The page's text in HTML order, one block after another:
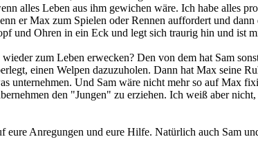
alles Leben aus ihm gewichen wäre. Ich habe alles
er Max zum Spielen oder Rennen auffordert und
und Ohren in ein Eck und legt sich traurig hin und ist
zum Leben erwecken? Den von dem hat Sam
einen Welpen dazuzuholen. Dann hat Max seine
unternehmen. Und Sam wäre nicht mehr so auf Max
den "Jungen" zu erziehen. Ich weiß aber
eure Anregungen und eure Hilfe. Natürlich auch Sam